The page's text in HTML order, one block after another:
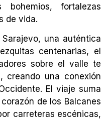
bohemios, fortalezas
de vida.
una auténtica
centenarias, el
sobre el valle te
creando una conexión
El viaje suma
de los Balcanes
carreteras escénicas,